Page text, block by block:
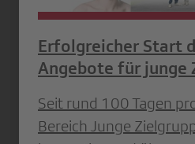
Erfolgreicher Start
Angebote für junge
Seit rund 100 Tagen
Bereich Junge